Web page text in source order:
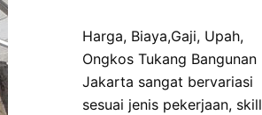
Harga, Biaya,Gaji, Upah,
OngkosTukang Bangunan
Jakarta sangat bervariasi
sesuai jenis pekerjaan, skill